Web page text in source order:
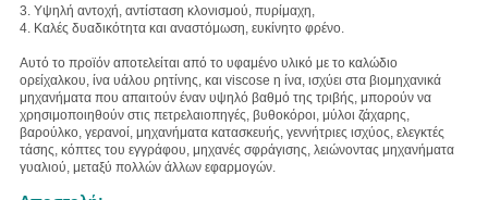
3. Υψηλή αντοχή, αντίσταση κλονισμού, πυρίμαχη,
4. Καλές δυαδικότητα και αναστόμωση, ευκίνητο φρένο.
Αυτό το προϊόν αποτελείται από το υφαμένο υλικό με το καλώδιο
ορείχαλκου, ίνα υάλου ρητίνης, και viscose η ίνα, ισχύει στα βιομηχανικά
μηχανήματα που απαιτούν έναν υψηλό βαθμό της τριβής, μπορούν να
χρησιμοποιηθούν στις πετρελαιοπηγές, βυθοκόροι, μύλοι ζάχαρης,
βαρούλκο, γερανοί, μηχανήματα κατασκευής, γεννήτριες ισχύος, ελεγκτές
τάσης, κόπτες του εγγράφου, μηχανές σφράγισης, λειώνοντας μηχανήματα
γυαλιού, μεταξύ πολλών άλλων εφαρμογών.